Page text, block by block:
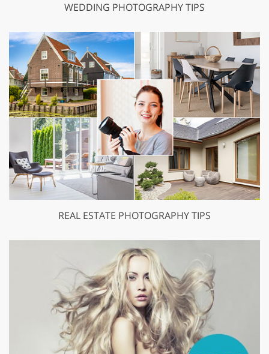
WEDDING PHOTOGRAPHY TIPS
REAL ESTATE PHOTOGRAPHY TIPS